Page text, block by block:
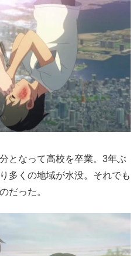
となって高校を卒業。3年ぶ
多くの地域が水没。それでも
だった。